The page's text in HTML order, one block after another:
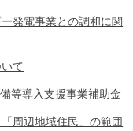
発電事業との調和に関
て
等導入支援事業補助金
周辺地域住民」の範囲